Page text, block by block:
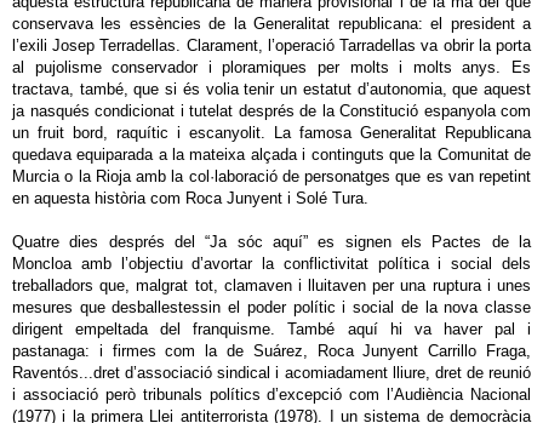
conservava les essències de la Generalitat republicana: el president a
l’exili Josep Terradellas. Clarament, l’operació Tarradellas va obrir la porta
al pujolisme conservador i ploramiques per molts i molts anys. Es
tractava, també, que si és volia tenir un estatut d’autonomia, que aquest
ja nasqués condicionat i tutelat després de la Constitució espanyola com
un fruit bord, raquític i escanyolit. La famosa Generalitat Republicana
quedava equiparada a la mateixa alçada i continguts que la Comunitat de
Murcia o la Rioja amb la col·laboració de personatges que es van repetint
en aquesta història com Roca Junyent i Solé Tura.
Quatre dies després del “Ja sóc aquí” es signen els Pactes de la
Moncloa amb l’objectiu d’avortar la conflictivitat política i social dels
treballadors que, malgrat tot, clamaven i lluitaven per una ruptura i unes
mesures que desballestessin el poder polític i social de la nova classe
dirigent empeltada del franquisme. També aquí hi va haver pal i
pastanaga: i firmes com la de Suárez, Roca Junyent Carrillo Fraga,
Raventós...dret d’associació sindical i acomiadament lliure, dret de reunió
i associació però tribunals polítics d’excepció com l’Audiència Nacional
(1977) i la primera Llei antiterrorista (1978). I un sistema de democràcia